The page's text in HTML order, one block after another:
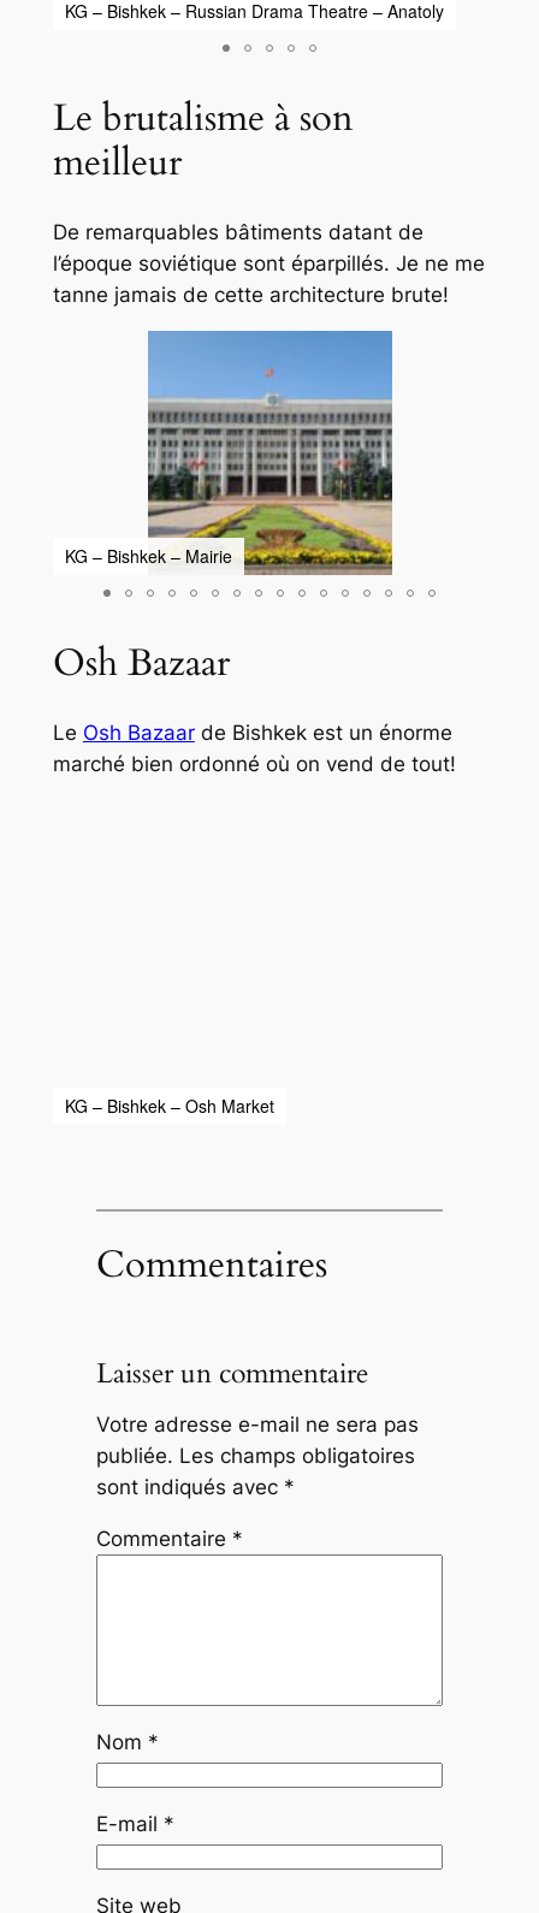
KG – Bishkek – Russian Drama Theatre – Anatoly
Le brutalisme à son
meilleur
De remarquables bâtiments datant de
l’époque soviétique sont éparpillés. Je ne me
tanne jamais de cette architecture brute!
KG – Bishkek – Mairie
Osh Bazaar
Le Osh Bazaarde Bishkek est un énorme
marché bien ordonné où on vend de tout!
KG – Bishkek – Osh Market
Commentaires
Laisser un commentaire
Votre adresse e-mail ne sera pas
publiée. Les champs obligatoires
sont indiqués avec *
Commentaire *
Nom *
E-mail *
Site web